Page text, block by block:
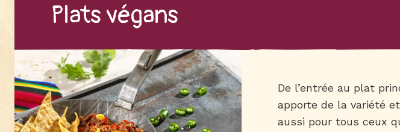
Plats vé­gans
De l’entrée au plat
apporte de la variété
aussi pour tous ceux